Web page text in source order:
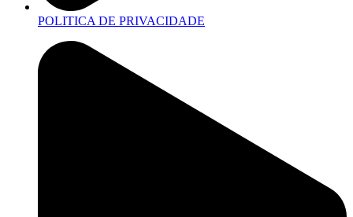
POLITICA DE PRIVACIDADE